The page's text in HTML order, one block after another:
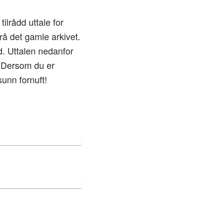
uttale for
det gamle arkivet.
Uttalen nedanfor
du er
fornuft!